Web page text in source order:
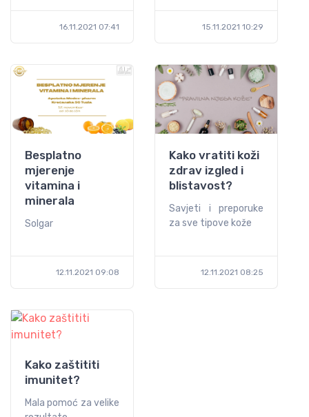
16.11.2021 07:41 15.11.2021 10:29
Besplatno
mjerenje
vitamina i
minerala
Solgar
12.11.2021 09:08
Kako vratiti koži
zdrav izgled i
blistavost?
Savjeti i preporuke
za sve tipove kože
12.11.2021 08:25
Kako zaštititi
imunitet?
Mala pomoć za velike